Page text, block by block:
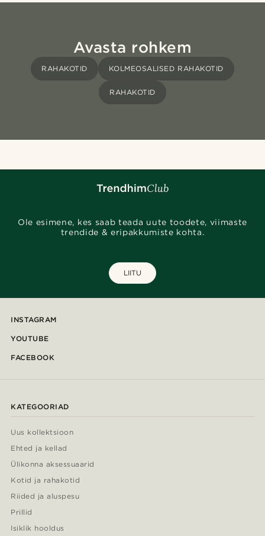
Avasta rohkem
RAHAKOTID KOLMEOSALISED RAHAKOTID
RAHAKOTID
Ole esimene, kes saab teada uute toodete, viimaste
trendide & eripakkumiste kohta.
LIITU
INSTAGRAM
YOUTUBE
FACEBOOK
KATEGOORIAD
Uus kollektsioon
Ehted ja kellad
Ülikonna aksessuaarid
Kotid ja rahakotid
Riided ja aluspesu
Prillid
Isiklik hooldus